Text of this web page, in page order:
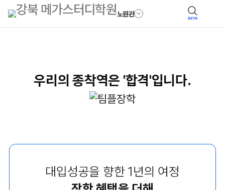
노원관 BETA
우리의 종착역은 '합격'입니다.
대입성공을 향한 1년의 여정